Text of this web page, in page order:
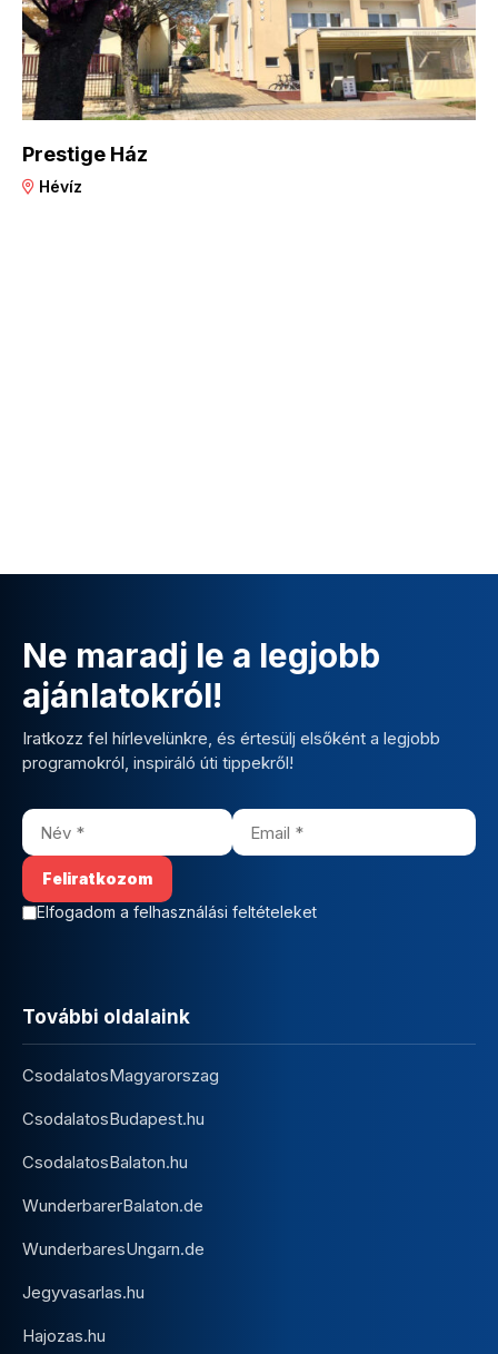
Prestige Ház
Hévíz
Ne maradj le a legjobb
ajánlatokról!
Iratkozz fel hírlevelünkre, és értesülj elsőként a legjobb
programokról, inspiráló úti tippekről!
Elfogadom a felhasználási feltételeket
További oldalaink
CsodalatosMagyarorszag
CsodalatosBudapest.hu
CsodalatosBalaton.hu
WunderbarerBalaton.de
WunderbaresUngarn.de
Jegyvasarlas.hu
Hajozas.hu